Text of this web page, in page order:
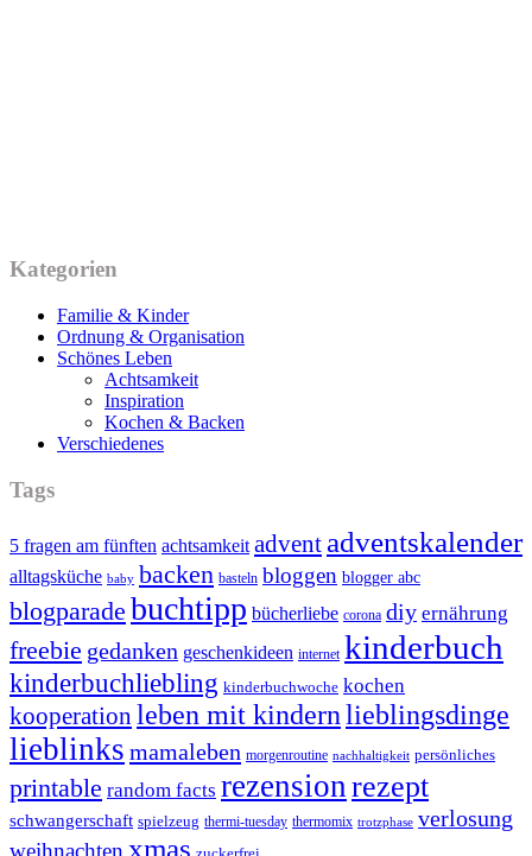
Kategorien
Familie & Kinder
Ordnung & Organisation
Schönes Leben
Achtsamkeit
Inspiration
Kochen & Backen
Verschiedenes
Tags
5 fragen am fünften achtsamkeit advent adventskalender
alltagsküche baby backen basteln bloggen blogger abc
blogparade buchtipp bücherliebe corona diy ernährung
freebie gedanken geschenkideen internet kinderbuch
kinderbuchliebling kinderbuchwoche kochen
kooperation leben mit kindernlieblingsdinge
lieblinks mamaleben morgenroutine nachhaltigkeit persönliches
printable random facts rezensionrezept
schwangerschaft spielzeug thermi-tuesday thermomix trotzphase verlosung
xmas